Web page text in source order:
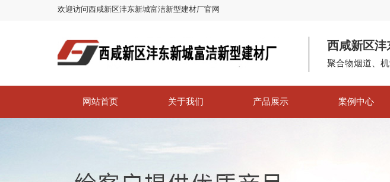
欢迎访问西咸新区沣东新城富洁新型建材厂官网
西咸新区沣
聚合物烟道、
网站首页 关于我们 产品展示 案例中心